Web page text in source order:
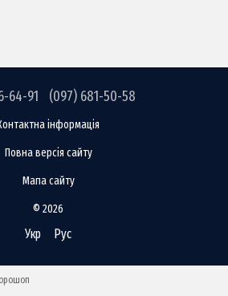
64-91 (097) 681-50-58
інформація
Повна версія сайту
Мапа сайту
© 2026
Укр Рус